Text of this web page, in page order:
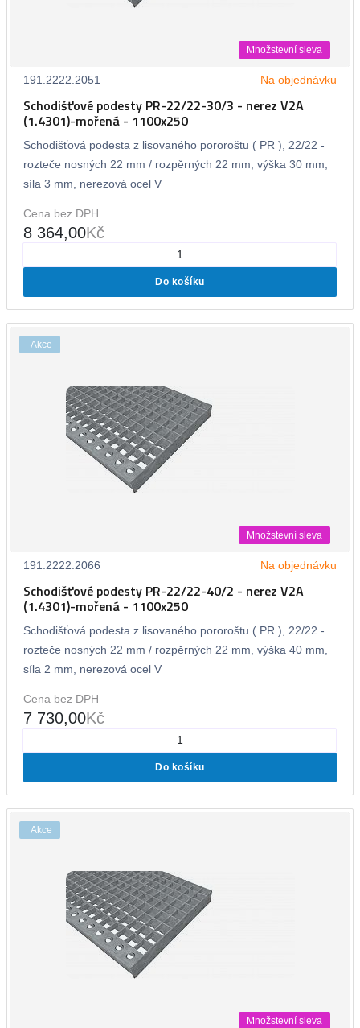
Množstevní sleva
191.2222.2051 Na objednávku
Schodišťové podesty PR-22/22-30/3 - nerez V2A
(1.4301)-mořená - 1100x250
Schodišťová podesta z lisovaného pororoštu ( PR ), 22/22 -
rozteče nosných 22 mm / rozpěrných 22 mm, výška 30 mm,
síla 3 mm, nerezová ocel V
Cena bez DPH
8 364,00Kč
Do košíku
Akce
Množstevní sleva
191.2222.2066 Na objednávku
Schodišťové podesty PR-22/22-40/2 - nerez V2A
(1.4301)-mořená - 1100x250
Schodišťová podesta z lisovaného pororoštu ( PR ), 22/22 -
rozteče nosných 22 mm / rozpěrných 22 mm, výška 40 mm,
síla 2 mm, nerezová ocel V
Cena bez DPH
7 730,00Kč
Do košíku
Akce
Množstevní sleva